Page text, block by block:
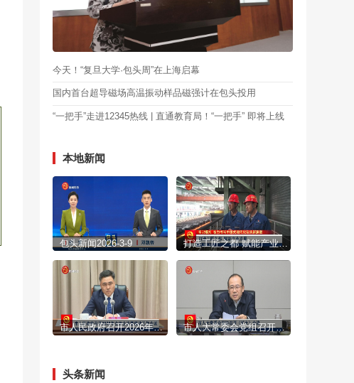
今天！“复旦大学·包头周”在上海启幕
国内首台超导磁场高温振动样品磁强计在包头投用
“一把手”走进12345热线 | 直通教育局！“一把手” 即将上线
本地新闻
包头新闻2026-3-9 打造工匠之都 赋能产业发展
市人民政府召开2026年全体会议暨廉政工作会议 市人大常委会党组召开（扩大）会议
头条新闻